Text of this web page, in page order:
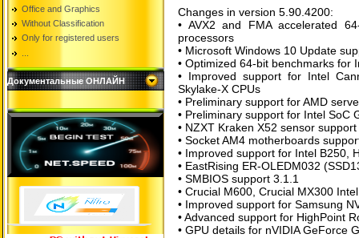
Office and Graphics
Without Classification
Only for registered users
Документальные ОНЛАЙН
Changes in version 5.90.4200:
• AVX2 and FMA accelerated
processors
• Microsoft Windows 10 Update
• Optimized 64-bit benchmarks for
• Improved support for Intel
Skylake-X CPUs
• Preliminary support for AMD
• Preliminary support for Intel SoC
• NZXT Kraken X52 sensor support
• Socket AM4 motherboards
• Improved support for Intel B250,
• EastRising ER-OLEDM032
• SMBIOS support 3.1.1
• Crucial M600, Crucial MX300
• Improved support for Samsung
• Advanced support for HighPoint
• GPU details for nVIDIA GeForce